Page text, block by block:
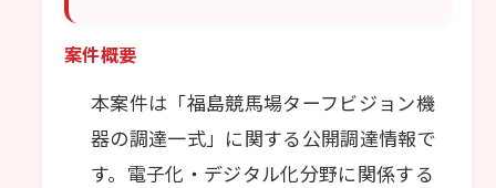
案件概要
本案件は「福島競馬場ターフビジョン機
器の調達一式」に関する公開調達情報で
す。電子化・デジタル化分野に関係する